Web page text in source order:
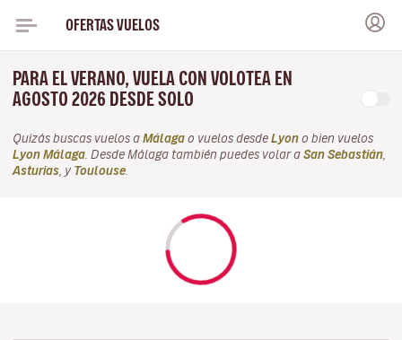
OFERTAS VUELOS
PARA EL VERANO, VUELA CON VOLOTEA EN
AGOSTO 2026 DESDE SOLO
Quizás buscas vuelos a Málaga o vuelos desde Lyon o bien vuelos
Lyon Málaga . Desde Málaga también puedes volar a San Sebastián
Asturias , y Toulouse